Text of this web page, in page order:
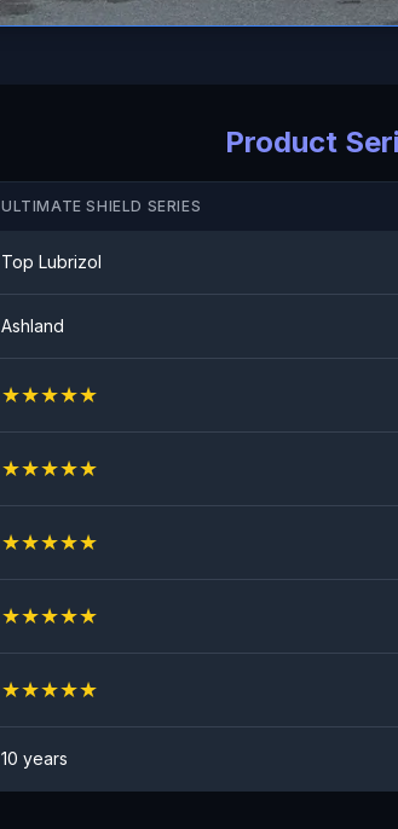
Product
ULTIMATE SHIELD SERIES
Top Lubrizol
Ashland
★★★★★
★★★★★
★★★★★
★★★★★
★★★★★
10 years